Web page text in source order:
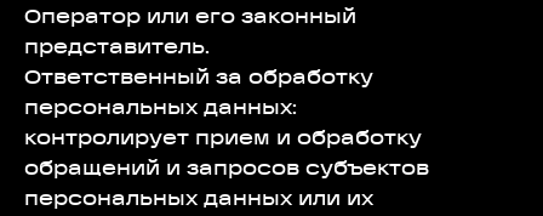
Оператор или его законный
представитель.
Ответственный за обработку
персональных данных:
контролирует прием и обработку
обращений и запросов субъектов
персональных данных или их